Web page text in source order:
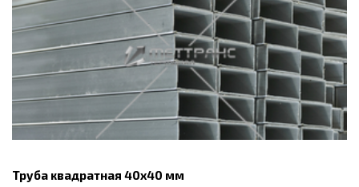
Труба квадратная 40х40 мм